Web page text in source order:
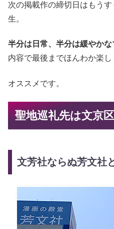
次の掲載作の締切日はもう
生。
半分は日常、半分は緩やか
内容で最後までほんわか楽し
オススメです。
聖地巡礼先は文京
文芳社ならぬ芳文社